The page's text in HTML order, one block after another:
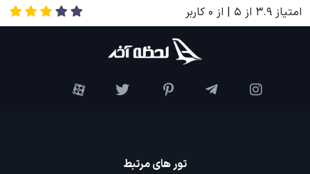
امتیاز 3.9 از 5 | از 0 کاربر
تور های مرتبط